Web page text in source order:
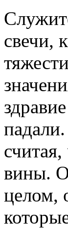
свечи,
вины.
целом,